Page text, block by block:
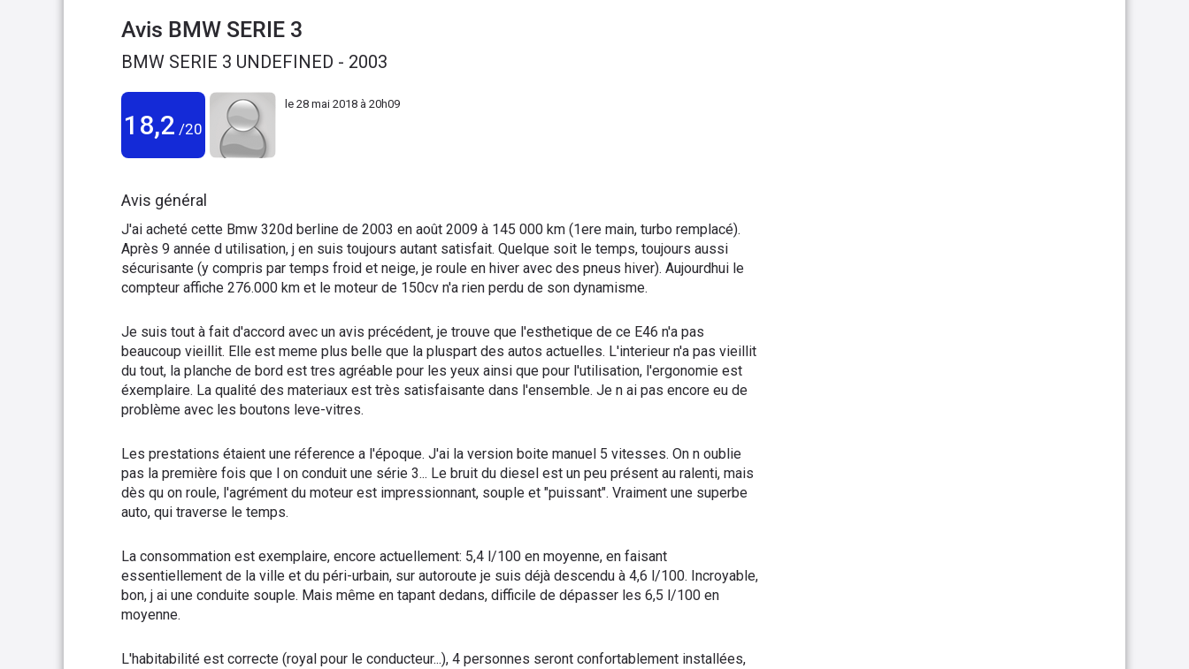
Avis BMW SERIE 3
BMW SERIE 3 UNDEFINED - 2003
18,2 /20
le 28 mai 2018 à 20h09
Avis général
J'ai acheté cette Bmw 320d berline de 2003 en août 2009 à 145 000 km (1ere main, turbo remplacé).
Après 9 année d utilisation, j en suis toujours autant satisfait. Quelque soit le temps, toujours aussi
sécurisante (y compris par temps froid et neige, je roule en hiver avec des pneus hiver). Aujourdhui le
compteur affiche 276.000 km et le moteur de 150cv n'a rien perdu de son dynamisme.
Je suis tout à fait d'accord avec un avis précédent, je trouve que l'esthetique de ce E46 n'a pas
beaucoup vieillit. Elle est meme plus belle que la pluspart des autos actuelles. L'interieur n'a pas vieillit
du tout, la planche de bord est tres agréable pour les yeux ainsi que pour l'utilisation, l'ergonomie est
éxemplaire. La qualité des materiaux est très satisfaisante dans l'ensemble. Je n ai pas encore eu de
problème avec les boutons leve-vitres.
Les prestations étaient une réference a l'époque. J'ai la version boite manuel 5 vitesses. On n oublie
pas la première fois que l on conduit une série 3... Le bruit du diesel est un peu présent au ralenti, mais
dès qu on roule, l'agrément du moteur est impressionnant, souple et "puissant". Vraiment une superbe
auto, qui traverse le temps.
La consommation est exemplaire, encore actuellement: 5,4 l/100 en moyenne, en faisant
essentiellement de la ville et du péri-urbain, sur autoroute je suis déjà descendu à 4,6 l/100. Incroyable,
bon, j ai une conduite souple. Mais même en tapant dedans, difficile de dépasser les 6,5 l/100 en
moyenne.
L'habitabilité est correcte (royal pour le conducteur...), 4 personnes seront confortablement installées,